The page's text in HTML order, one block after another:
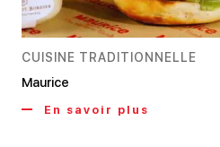
CUISINE TRADITIONNELLE
Maurice
En savoir plus